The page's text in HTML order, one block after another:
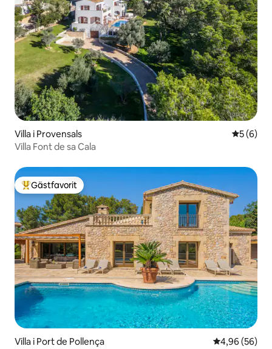
Villa i Provensals 5 av 5 i
5 (6)
Villa Font de sa Cala
Populär gästfavorit
Gästfavorit
Villa i Port de Pollença 4,96 av 5 i
4,96 (56)